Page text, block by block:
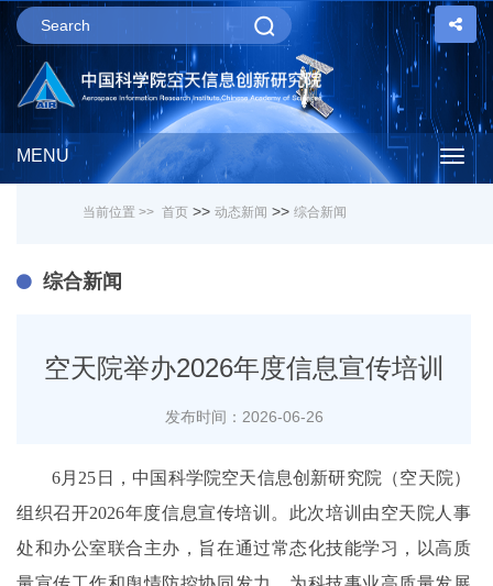
MENU
当前位置 >> 首页 >> 动态新闻 >> 综合新闻
综合新闻
空天院举办2026年度信息宣传培训
发布时间：2026-06-26
6月25日，中国科学院空天信息创新研究院（空天院）
组织召开2026年度信息宣传培训。此次培训由空天院人事
处和办公室联合主办，旨在通过常态化技能学习，以高质